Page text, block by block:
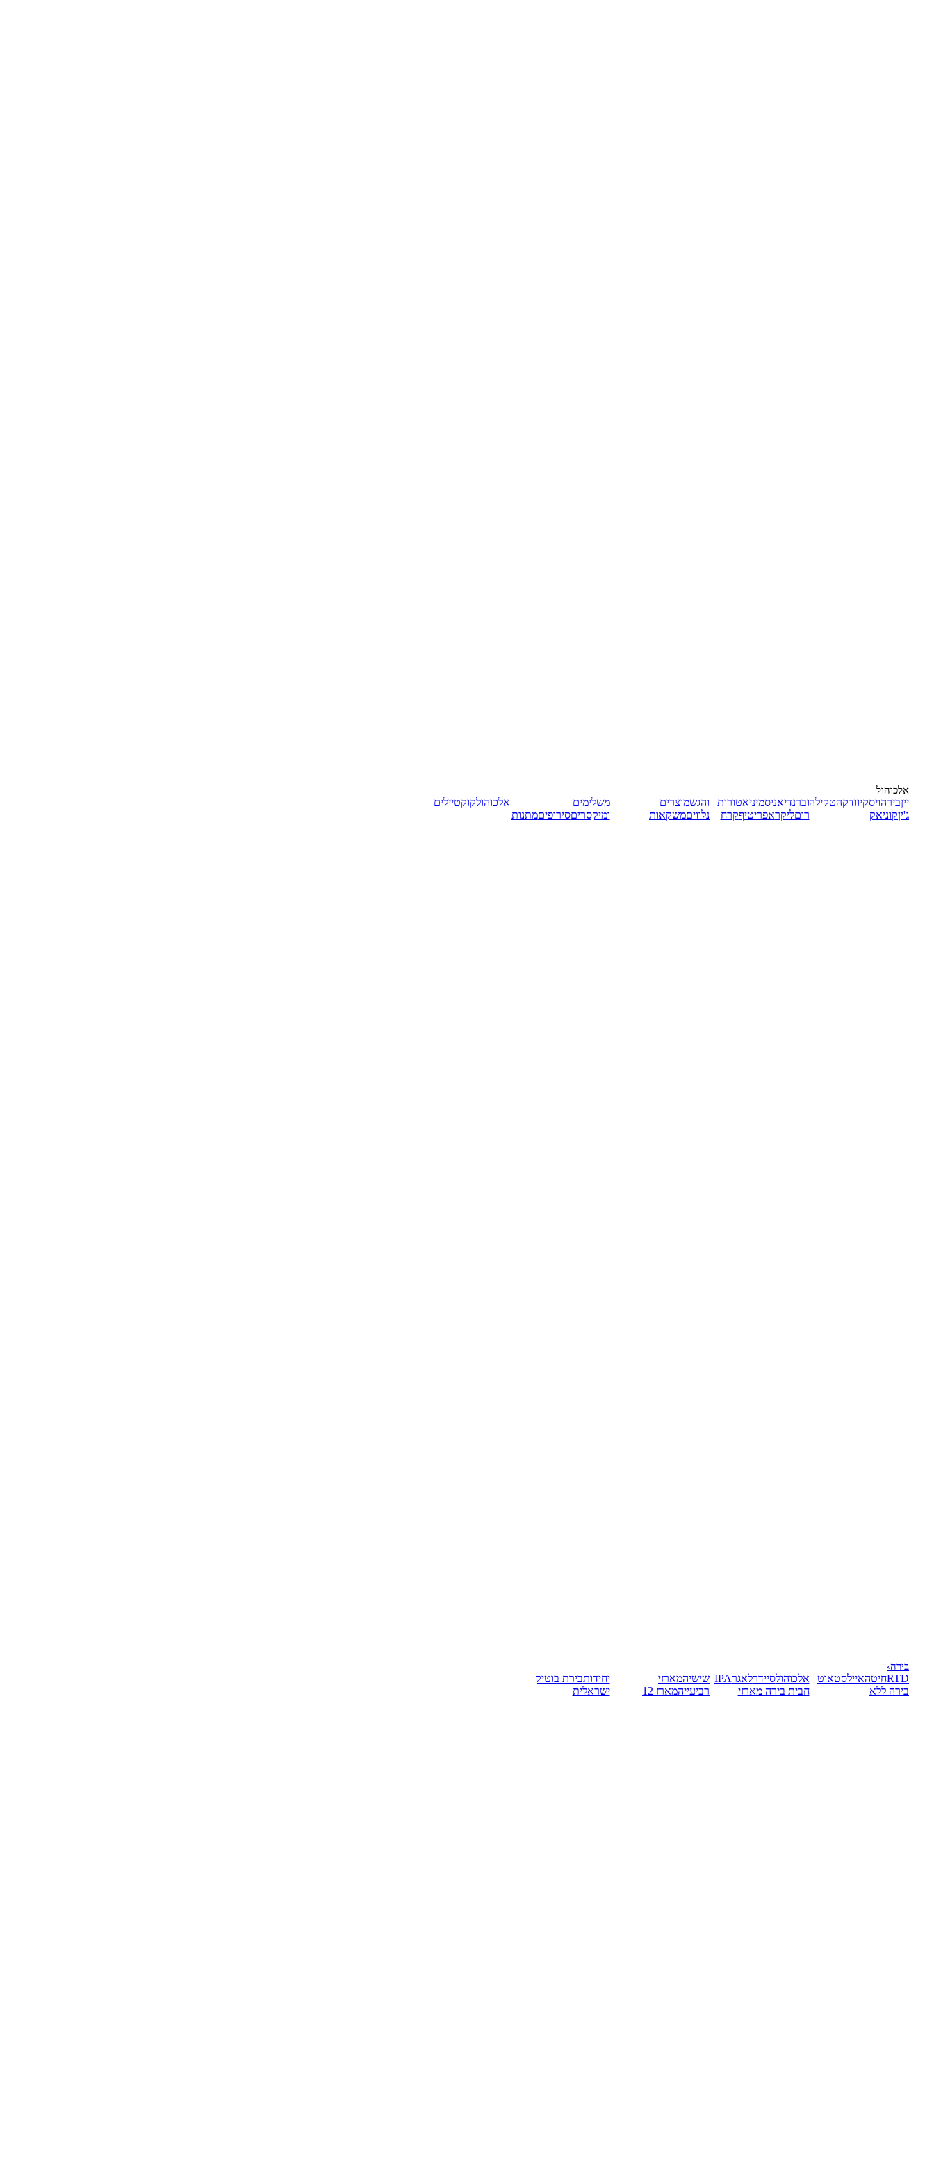
אלכוהול
ייןבירהויסקיוודקהטקילה
ג'יןקוניאק
וברנדיאניסמיניאטורות
רוםליקראפריטיףקרח
והגשמוצרים
נלוויםמשקאות
משלימים
ומיקסריםסירופיםמתנות
אלכוהולקוקטיילים
בירה›
RTDחיטהאיילסטאוט
בירה ללא
אלכוהולסיידרלאגרIPA
חבית בירהמארזי
שישיהמארזי
רביעייה
מארז 12
יחידותבירת בוטיק
ישראלית